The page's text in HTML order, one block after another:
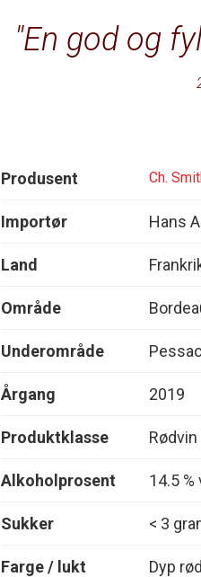
En god og
Produsent Ch.
Importør Hans
Land
Område
Underområde
Årgang 2019
Produktklasse Rødvin
Alkoholprosent 14.5 %
Sukker < 3
Farge / lukt Dyp